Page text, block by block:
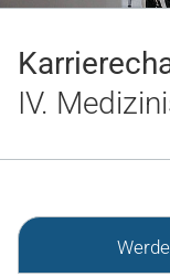
Beruf & Karriere
IV.